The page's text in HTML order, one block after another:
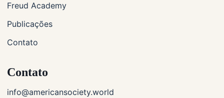
Freud Academy
Publicações
Contato
Contato
info@americansociety.world